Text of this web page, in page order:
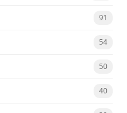
91
54
50
40